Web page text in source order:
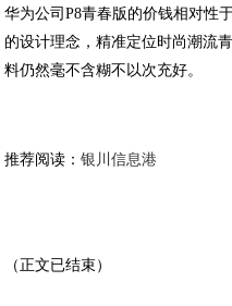
华为公司P8青春版的价钱相对性
的设计理念，精准定位时尚潮流
料仍然毫不含糊不以次充好。
推荐阅读：银川信息港
（正文已结束）